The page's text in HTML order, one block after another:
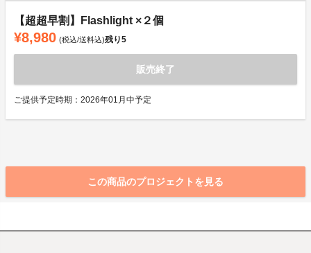
【超超早割】Flashlight ×２個
¥8,980 (税込/送料込)残り5
販売終了
ご提供予定時期：2026年01月中予定
この商品のプロジェクトを見る